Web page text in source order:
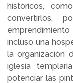
históricos,
convertirlos,
emprendimiento
incluso una
la organización
iglesia
potenciar las